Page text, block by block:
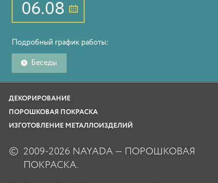
06.08
Подробный график работы:
Беседы
ДЕКОРИРОВАНИЕ
ПОРОШКОВАЯ ПОКРАСКА
ИЗГОТОВЛЕНИЕ МЕТАЛЛОИЗДЕЛИЙ
© 2009-2026 NAYADA — ПОРОШКОВАЯ
ПОКРАСКА.